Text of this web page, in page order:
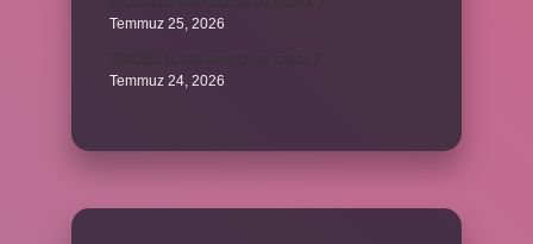
Temmuz 25, 2026
Temmuz 24, 2026